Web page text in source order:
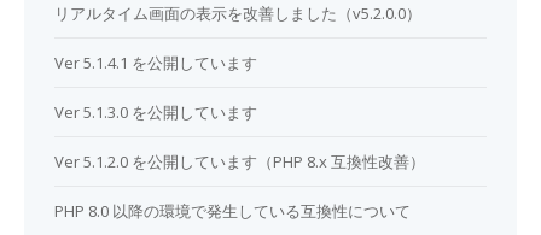
リアルタイム画面の表示を改善しました（v5.2.0.0）
Ver 5.1.4.1 を公開しています
Ver 5.1.3.0 を公開しています
Ver 5.1.2.0 を公開しています（PHP 8.x 互換性改善）
PHP 8.0 以降の環境で発生している互換性について